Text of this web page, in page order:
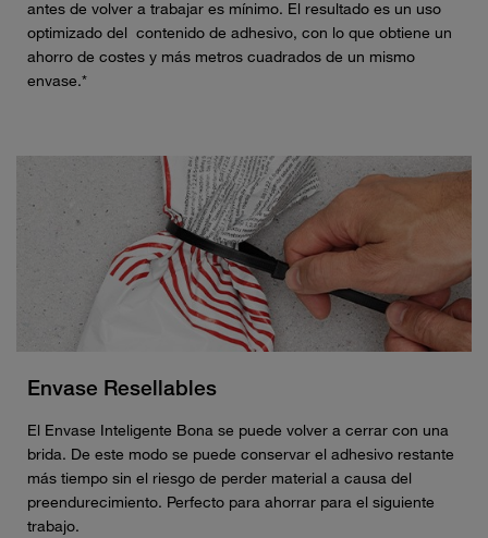
antes de volver a trabajar es mínimo. El resultado es un uso
optimizado del contenido de adhesivo, con lo que obtiene un
ahorro de costes y más metros cuadrados de un mismo
envase.*
Envase Resellables
El Envase Inteligente Bona se puede volver a cerrar con una
brida. De este modo se puede conservar el adhesivo restante
más tiempo sin el riesgo de perder material a causa del
preendurecimiento. Perfecto para ahorrar para el siguiente
trabajo.